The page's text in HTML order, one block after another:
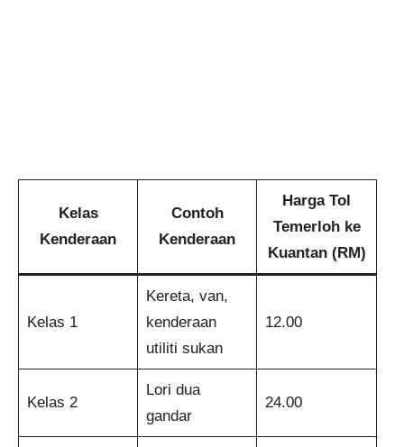
Kelas
Kenderaan
Contoh
Kenderaan
Harga Tol
Temerloh ke
Kuantan (RM)
Kelas 1
Kereta, van,
kenderaan
utiliti sukan
12.00
Kelas 2
Lori dua
gandar
24.00